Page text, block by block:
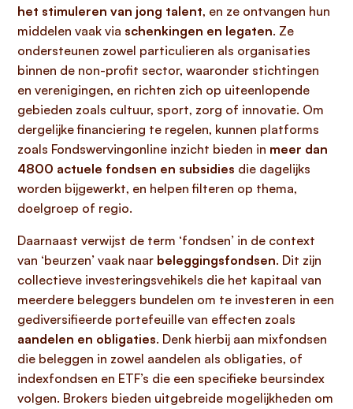
het stimuleren van jong talent, en ze ontvangen hun
middelen vaak via schenkingen en legaten. Ze
ondersteunen zowel particulieren als organisaties
binnen de non-profit sector, waaronder stichtingen
en verenigingen, en richten zich op uiteenlopende
gebieden zoals cultuur, sport, zorg of innovatie. Om
dergelijke financiering te regelen, kunnen platforms
zoals Fondswervingonline inzicht bieden in meer dan
4800 actuele fondsen en subsidies die dagelijks
worden bijgewerkt, en helpen filteren op thema,
doelgroep of regio.
Daarnaast verwijst de term ‘fondsen’ in de context
van ‘beurzen’ vaak naar beleggingsfondsen. Dit zijn
collectieve investeringsvehikels die het kapitaal van
meerdere beleggers bundelen om te investeren in een
gediversifieerde portefeuille van effecten zoals
aandelen en obligaties. Denk hierbij aan mixfondsen
die beleggen in zowel aandelen als obligaties, of
indexfondsen en ETF’s die een specifieke beursindex
volgen. Brokers bieden uitgebreide mogelijkheden om